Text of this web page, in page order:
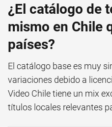
¿El catálogo de
mismo en Chile
países?
El catálogo base es muy
variaciones debido a
Video Chile tiene un mix
títulos locales relevantes